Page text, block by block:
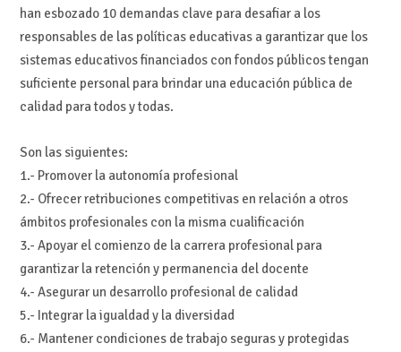
han esbozado 10 demandas clave para desafiar a los
responsables de las políticas educativas a garantizar que los
sistemas educativos financiados con fondos públicos tengan
suficiente personal para brindar una educación pública de
calidad para todos y todas.
Son las siguientes:
1.- Promover la autonomía profesional
2.- Ofrecer retribuciones competitivas en relación a otros
ámbitos profesionales con la misma cualificación
3.- Apoyar el comienzo de la carrera profesional para
garantizar la retención y permanencia del docente
4.- Asegurar un desarrollo profesional de calidad
5.- Integrar la igualdad y la diversidad
6.- Mantener condiciones de trabajo seguras y protegidas